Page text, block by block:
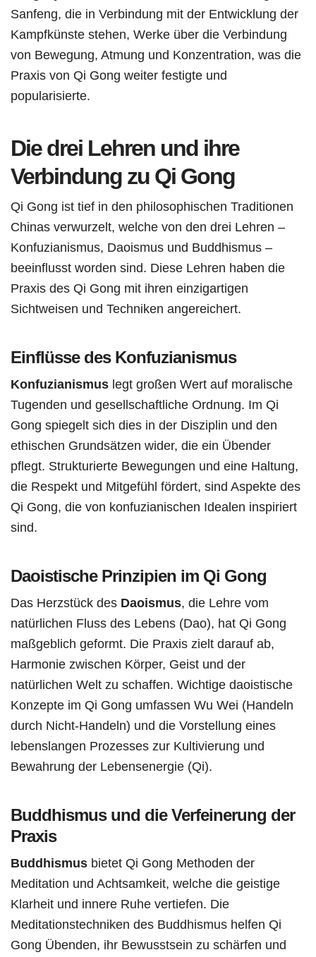
Sanfeng, die in Verbindung mit der Entwicklung der
Kampfkünste stehen, Werke über die Verbindung
von Bewegung, Atmung und Konzentration, was die
Praxis von Qi Gong weiter festigte und
popularisierte.
Die drei Lehren und ihre
Verbindung zu Qi Gong
Qi Gong ist tief in den philosophischen Traditionen
Chinas verwurzelt, welche von den drei Lehren –
Konfuzianismus, Daoismus und Buddhismus –
beeinflusst worden sind. Diese Lehren haben die
Praxis des Qi Gong mit ihren einzigartigen
Sichtweisen und Techniken angereichert.
Einflüsse des Konfuzianismus
Konfuzianismus legt großen Wert auf moralische
Tugenden und gesellschaftliche Ordnung. Im Qi
Gong spiegelt sich dies in der Disziplin und den
ethischen Grundsätzen wider, die ein Übender
pflegt. Strukturierte Bewegungen und eine Haltung,
die Respekt und Mitgefühl fördert, sind Aspekte des
Qi Gong, die von konfuzianischen Idealen inspiriert
sind.
Daoistische Prinzipien im Qi Gong
Das Herzstück des Daoismus, die Lehre vom
natürlichen Fluss des Lebens (Dao), hat Qi Gong
maßgeblich geformt. Die Praxis zielt darauf ab,
Harmonie zwischen Körper, Geist und der
natürlichen Welt zu schaffen. Wichtige daoistische
Konzepte im Qi Gong umfassen Wu Wei (Handeln
durch Nicht-Handeln) und die Vorstellung eines
lebenslangen Prozesses zur Kultivierung und
Bewahrung der Lebensenergie (Qi).
Buddhismus und die Verfeinerung der
Praxis
Buddhismus bietet Qi Gong Methoden der
Meditation und Achtsamkeit, welche die geistige
Klarheit und innere Ruhe vertiefen. Die
Meditationstechniken des Buddhismus helfen Qi
Gong Übenden, ihr Bewusstsein zu schärfen und